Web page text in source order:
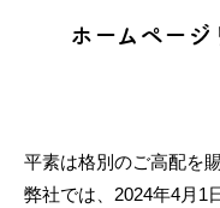
ホームページ
平素は格別のご高配を
弊社では、2024年4月1